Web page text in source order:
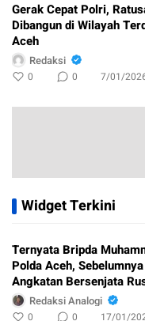
Gerak Cepat Polri,
Dibangun di Wilayah
Aceh
Redaksi
0 0 7/01/
Widget Terkini
Ternyata Bripda
Polda Aceh,
Angkatan Bersenjata
Redaksi Analogi
0 0 17/01/